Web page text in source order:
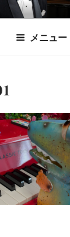
を語るこ
かちあう
メニュー